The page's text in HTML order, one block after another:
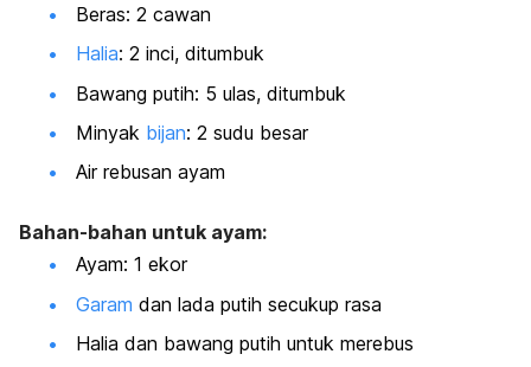
Beras: 2 cawan
Halia: 2 inci, ditumbuk
Bawang putih: 5 ulas, ditumbuk
Minyak bijan: 2 sudu besar
Air rebusan ayam
Bahan-bahan untuk ayam:
Ayam: 1 ekor
Garam dan lada putih secukup rasa
Halia dan bawang putih untuk merebus